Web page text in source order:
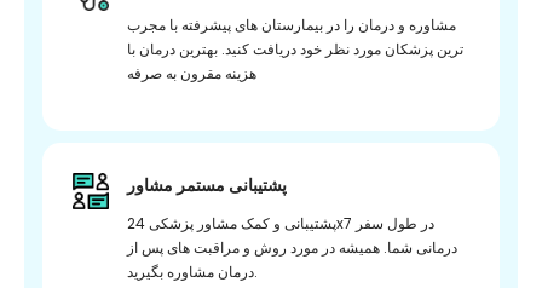
مشاوره و درمان را در بیمارستان های پیشرفته با مجرب
ترین پزشکان مورد نظر خود دریافت کنید. بهترین درمان با
هزینه مقرون به صرفه
پشتیبانی مستمر مشاور
پشتیبانی و کمک مشاور پزشکی 24x7 در طول سفر
درمانی شما. همیشه در مورد روش و مراقبت های پس از
درمان مشاوره بگیرید.